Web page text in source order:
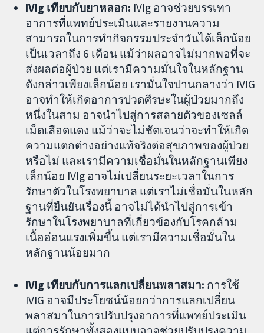
IVIg เทียบกับยาหลอก: IVIg อาจช่วยบรรเทา
อาการที่แพทย์ประเมินและรายงานความ
สามารถในการทำกิจกรรมประจำวันได้เล็กน้อย
เป็นเวลาถึง 6 เดือน แม้ว่าผลอาจไม่มากพอที่จะ
ส่งผลต่อผู้ป่วย แต่เรามีความมั่นใจในหลักฐาน
ดังกล่าวเพียงเล็กน้อย เรามั่นใจปานกลางว่า IVIG
อาจทำให้เกิดอาการปวดศีรษะในผู้ป่วยมากถึง
หนึ่งในสาม อาจนำไปสู่การสลายตัวของเซลล์
เม็ดเลือดแดง แม้ว่าจะไม่ชัดเจนว่าจะทำให้เกิด
ความแตกต่างอย่างแท้จริงต่อสุขภาพของผู้ป่วย
หรือไม่ และเรามีความเชื่อมั่นในหลักฐานเพียง
เล็กน้อย IVIg อาจไม่เปลี่ยนระยะเวลาในการ
รักษาตัวในโรงพยาบาล แต่เราไม่เชื่อมั่นในหลัก
ฐานที่ยืนยันเรื่องนี้ อาจไม่ได้นำไปสู่การเข้า
รักษาในโรงพยาบาลที่เกี่ยวข้องกับโรคกล้าม
เนื้ออ่อนแรงเพิ่มขึ้น แต่เรามีความเชื่อมั่นใน
หลักฐานน้อยมาก
IVIg เทียบกับการแลกเปลี่ยนพลาสมา: การใช้
IVIG อาจมีประโยชน์น้อยกว่าการแลกเปลี่ยน
พลาสมาในการปรับปรุงอาการที่แพทย์ประเมิน